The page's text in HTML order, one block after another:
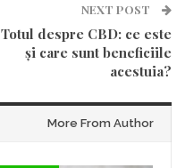
NEXT POST
Totul despre CBD: ce este
și care sunt beneficiile
acestuia?
More From Author